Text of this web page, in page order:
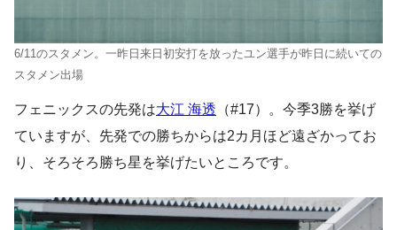
6/11のスタメン。一昨日来日初安打を放ったユン選手が昨日に続いての
スタメン出場
フェニックスの先発は大江 海透 （#17）。今季3勝を挙げ
ていますが、先発での勝ちからは2カ月ほど遠ざかってお
り、そろそろ勝ち星を挙げたいところです。